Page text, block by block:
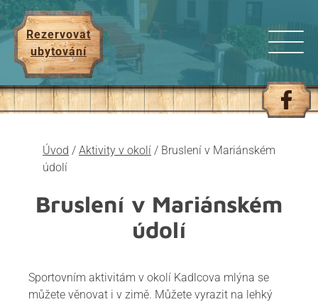
Rezervovat
ubytování
Úvod / Aktivity v okolí / Bruslení v Mariánském
údolí
Bruslení v Mariánském
údolí
Sportovním aktivitám v okolí Kadlcova mlýna se
můžete věnovat i v zimě. Můžete vyrazit na lehký